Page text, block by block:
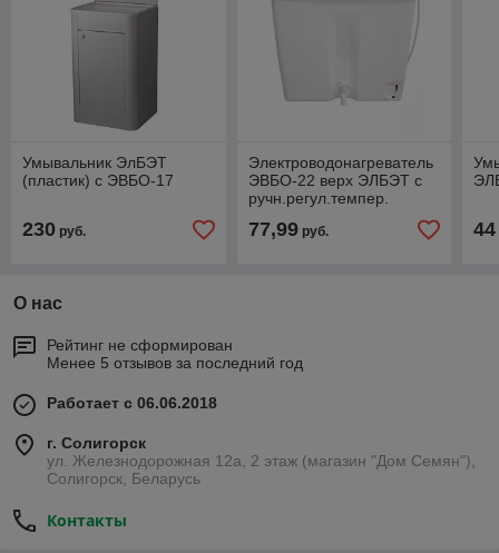
Умывальник ЭлБЭТ
(пластик) с ЭВБО-17
230 руб.
Электроводонагреватель
ЭВБО-22 верх ЭЛБЭТ с
ручн.регул.темпер.
77,99руб. 44
О нас
Рейтинг не сформирован
Менее 5 отзывов за последний год
Работает с 06.06.2018
г. Солигорск
ул. Железнодорожная 12а, 2 этаж (магазин "Дом Семян"),
Солигорск, Беларусь
Контакты